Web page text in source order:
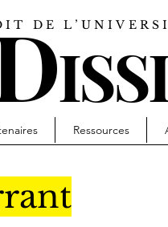
DE
Ressources